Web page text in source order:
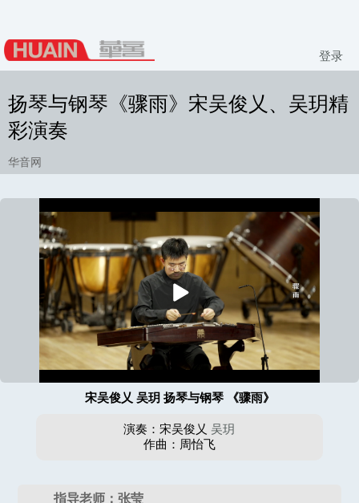
登录
扬琴与钢琴《骤雨》宋吴俊乂、吴玥精
彩演奏
华音网
播
放
宋吴俊乂 吴玥 扬琴与钢琴 《骤雨》
演奏：宋吴俊乂 吴玥
作曲：周怡飞
指导老师：张莹